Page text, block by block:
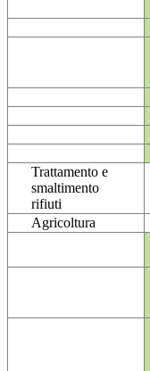
Trattamento e
smaltimento
rifiuti
Agricoltura